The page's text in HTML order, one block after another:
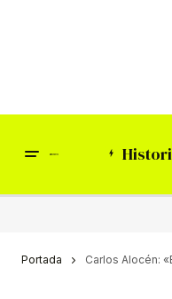
Portada Carlos Alocén: